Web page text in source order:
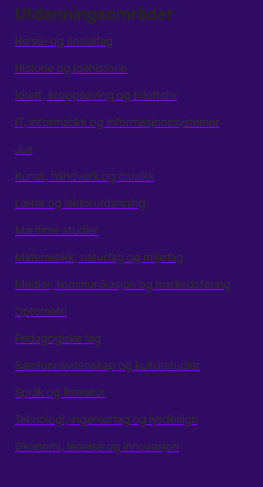
Utdanningsområder
Helse- og sosialfag
Historie og idéhistorie
Idrett, kroppsøving og friluftsliv
IT, informatikk og informasjonssystemer
Jus
Kunst, håndverk og musikk
Lærer og lektorutdanning
Maritime studier
Matematikk, naturfag og miljøfag
Medier, kommunikasjon og markedsføring
Optometri
Pedagogiske fag
Samfunnsvitenskap og kulturstudier
Språk og litteratur
Teknologi, ingeniørfag og lysdesign
Økonomi, ledelse og innovasjon